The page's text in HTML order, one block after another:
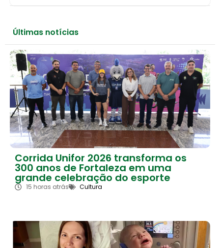
Últimas notícias
Corrida Unifor 2026 transforma os
300 anos de Fortaleza em uma
grande celebração do esporte
15 horas atrás Cultura